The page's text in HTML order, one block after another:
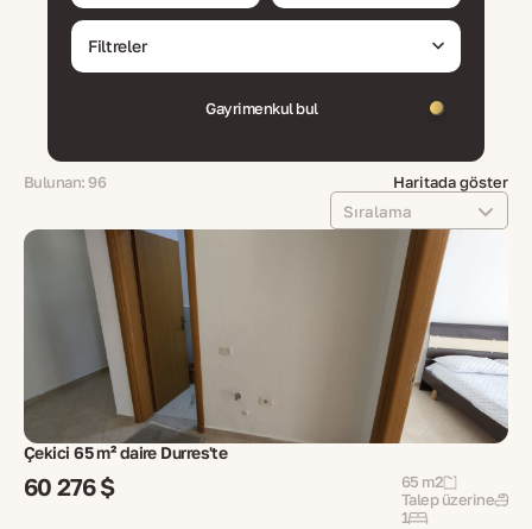
Filtreler
Gayrimenkul bul
Bulunan: 96
Haritada göster
Sıralama
Çekici 65 m² daire Durres'te
60 276 $
65 m2
Talep üzerine
1